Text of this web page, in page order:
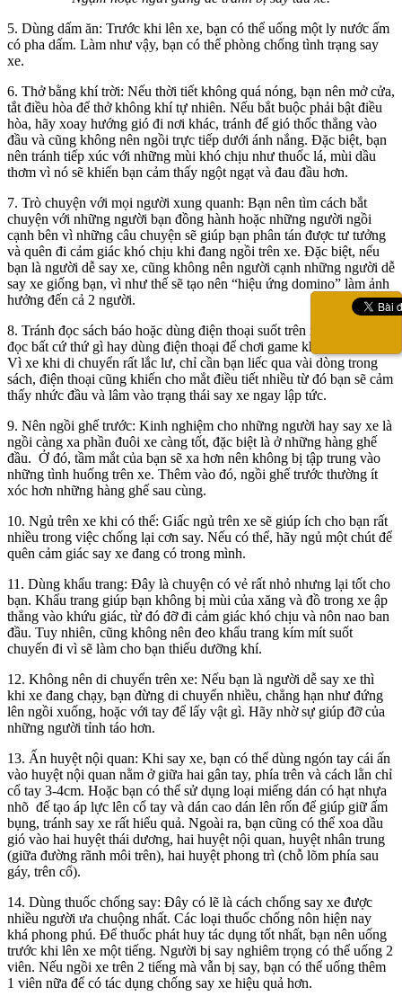
5. Dùng dấm ăn: Trước khi lên xe, bạn có thể uống một ly nước ấm
có pha dấm. Làm như vậy, bạn có thể phòng chống tình trạng say
xe.
6. Thở bằng khí trời: Nếu thời tiết không quá nóng, bạn nên mở cửa,
tắt điều hòa để thở không khí tự nhiên. Nếu bắt buộc phải bật điều
hòa, hãy xoay hướng gió đi nơi khác, tránh để gió thốc thẳng vào
đầu và cũng không nên ngồi trực tiếp dưới ánh nắng. Đặc biệt, bạn
nên tránh tiếp xúc với những mùi khó chịu như thuốc lá, mùi dầu
thơm vì nó sẽ khiến bạn cảm thấy ngột ngạt và đau đầu hơn.
7. Trò chuyện với mọi người xung quanh: Bạn nên tìm cách bắt
chuyện với những người bạn đồng hành hoặc những người ngồi
cạnh bên vì những câu chuyện sẽ giúp bạn phân tán được tư tưởng
và quên đi cảm giác khó chịu khi đang ngồi trên xe. Đặc biệt, nếu
bạn là người dễ say xe, cũng không nên người cạnh những người dễ
say xe giống bạn, vì như thế sẽ tạo nên “hiệu ứng domino” làm ảnh
hưởng đến cả 2 người.
8. Tránh đọc sách báo hoặc dùng điện thoại suốt trên xe:
đọc bất cứ thứ gì hay dùng điện thoại để chơi game khi ngồi trên xe.
Vì xe khi di chuyển rất lắc lư, chỉ cần bạn liếc qua vài dòng trong
sách, điện thoại cũng khiến cho mắt điều tiết nhiều từ đó bạn sẽ cảm
thấy nhức đầu và lâm vào trạng thái say xe ngay lập tức.
9. Nên ngồi ghế trước: Kinh nghiệm cho những người hay say xe là
ngồi càng xa phần đuôi xe càng tốt, đặc biệt là ở những hàng ghế
đầu. Ở đó, tầm mắt của bạn sẽ xa hơn nên không bị tập trung vào
những tình huống trên xe. Thêm vào đó, ngồi ghế trước thường ít
xóc hơn những hàng ghế sau cùng.
10. Ngủ trên xe khi có thể: Giấc ngủ trên xe sẽ giúp ích cho bạn rất
nhiều trong việc chống lại cơn say. Nếu có thể, hãy ngủ một chút để
quên cảm giác say xe đang có trong mình.
11. Dùng khẩu trang: Đây là chuyện có vẻ rất nhỏ nhưng lại tốt cho
bạn. Khẩu trang giúp bạn không bị mùi của xăng và đồ trong xe ập
thẳng vào khứu giác, từ đó đỡ đi cảm giác khó chịu và nôn nao ban
đầu. Tuy nhiên, cũng không nên đeo khẩu trang kím mít suốt
chuyến đi vì sẽ làm cho bạn thiếu dưỡng khí.
12. Không nên di chuyển trên xe: Nếu bạn là người dễ say xe thì
khi xe đang chạy, bạn đừng di chuyển nhiều, chẳng hạn như đứng
lên ngồi xuống, hoặc với tay để lấy vật gì. Hãy nhờ sự giúp đỡ của
những người tỉnh táo hơn.
13. Ấn huyệt nội quan: Khi say xe, bạn có thể dùng ngón tay cái ấn
vào huyệt nội quan nằm ở giữa hai gân tay, phía trên và cách lằn chỉ
cổ tay 3-4cm. Hoặc bạn có thể sử dụng loại miếng dán có hạt nhựa
nhõ đế tạo áp lực lên cổ tay và dán cao dán lên rốn để giúp giữ ấm
bụng, tránh say xe rất hiểu quả. Ngoài ra, bạn cũng có thể xoa dầu
gió vào hai huyệt thái dương, hai huyệt nội quan, huyệt nhân trung
(giữa đường rãnh môi trên), hai huyệt phong trì (chỗ lõm phía sau
gáy, trên cổ).
14. Dùng thuốc chống say: Đây có lẽ là cách chống say xe được
nhiều người ưa chuộng nhất. Các loại thuốc chống nôn hiện nay
khá phong phú. Để thuốc phát huy tác dụng tốt nhất, bạn nên uống
trước khi lên xe một tiếng. Người bị say nghiêm trọng có thể uống 2
viên. Nếu ngồi xe trên 2 tiếng mà vẫn bị say, bạn có thể uống thêm
1 viên nữa để có tác dụng chống say xe hiệu quả hơn.